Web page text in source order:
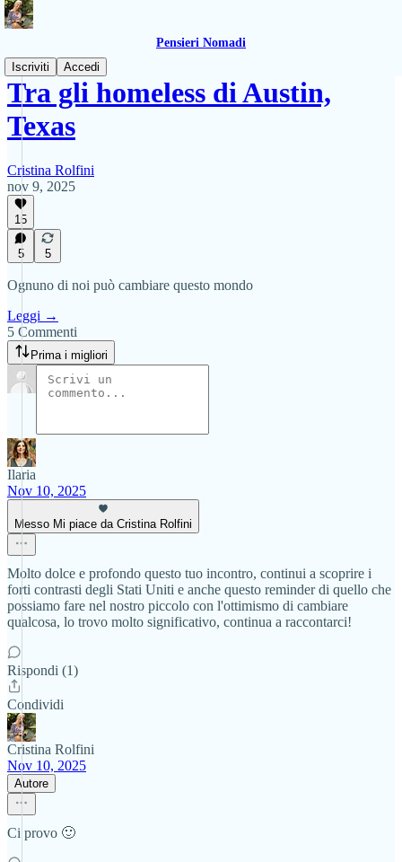
Pensieri Nomadi
Iscriviti
Accedi
Tra gli homeless di Austin,
Texas
Cristina Rolfini
nov 9, 2025
15
5 5
Ognuno di noi può cambiare questo mondo
Leggi →
5 Commenti
Prima i migliori
Ilaria
Nov 10, 2025
Messo Mi piace da Cristina Rolfini
Molto dolce e profondo questo tuo incontro, continui a scoprire i
forti contrasti degli Stati Uniti e anche questo reminder di quello che
possiamo fare nel nostro piccolo con l'ottimismo di cambiare
qualcosa, lo trovo molto significativo, continua a raccontarci!
Rispondi (1)
Condividi
Cristina Rolfini
Nov 10, 2025
Autore
Ci provo 🙂